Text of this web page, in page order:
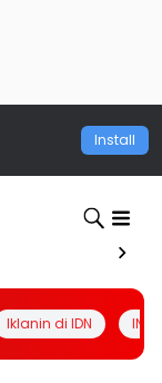
Install
Iklanin di IDN